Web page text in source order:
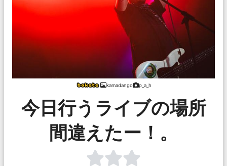
kamadango p_a_h
今日行うライブの場所
間違えたー！。